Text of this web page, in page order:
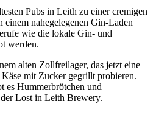
Pubs in Leith zu einer cremigen
nahegelegenen Gin-Laden
wie die lokale Gin- und
werden.
alten Zollfreilager, das jetzt eine
Käse mit Zucker gegrillt probieren.
es Hummerbrötchen und
Lost in Leith Brewery.